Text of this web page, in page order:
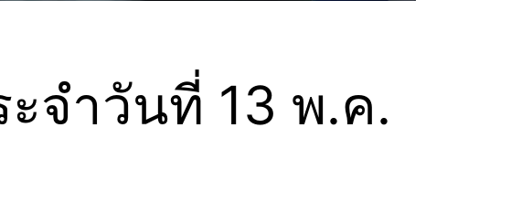
จำวันที่ 13 พ.ค.